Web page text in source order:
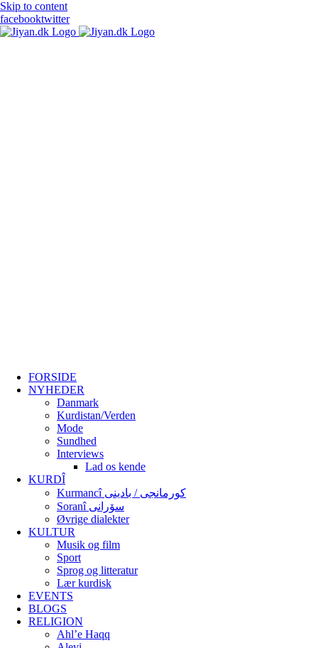
Skip to content
facebooktwitter
FORSIDE
NYHEDER
Danmark
Kurdistan/Verden
Mode
Sundhed
Interviews
Lad os kende
KURDÎ
Kurmancî کورمانجی / بادینی
Soranî سۆرانی
Øvrige dialekter
KULTUR
Musik og film
Sport
Sprog og litteratur
Lær kurdisk
EVENTS
BLOGS
RELIGION
Ahl’e Haqq